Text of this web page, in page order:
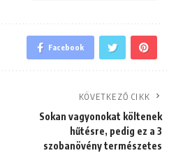
Facebook
KÖVETKEZŐ CIKK
Sokan vagyonokat költenek
hűtésre, pedig ez a 3
szobanövény természetes